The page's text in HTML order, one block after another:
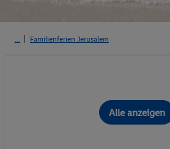
Familienferien Jerusalem
Alle anzeigen